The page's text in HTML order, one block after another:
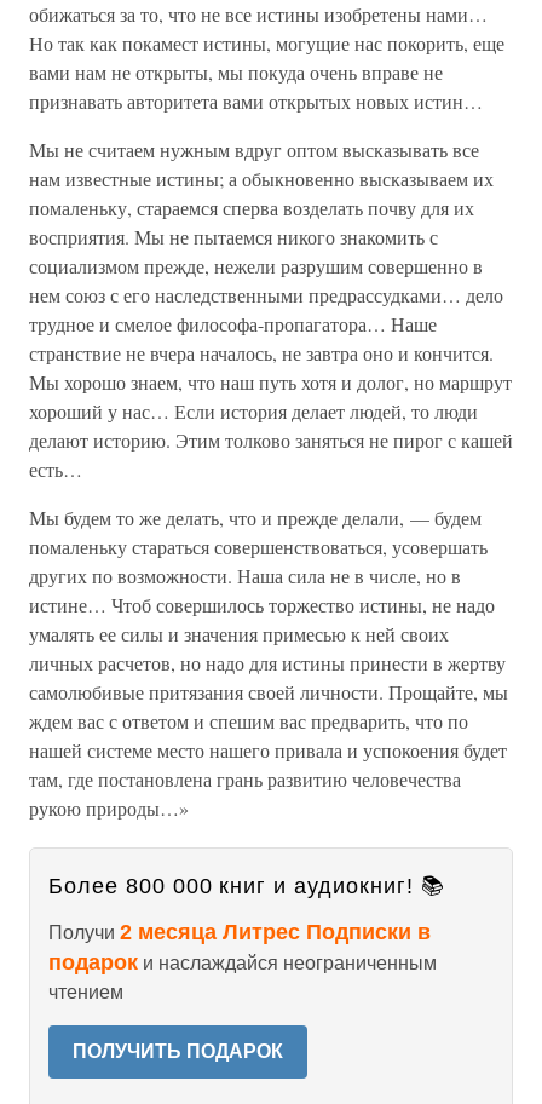
обижаться за то, что не все истины изобретены нами…
Но так как покамест истины, могущие нас покорить, еще
вами нам не открыты, мы покуда очень вправе не
признавать авторитета вами открытых новых истин…
Мы не считаем нужным вдруг оптом высказывать все
нам известные истины; а обыкновенно высказываем их
помаленьку, стараемся сперва возделать почву для их
восприятия. Мы не пытаемся никого знакомить с
социализмом прежде, нежели разрушим совершенно в
нем союз с его наследственными предрассудками… дело
трудное и смелое философа-пропагатора… Наше
странствие не вчера началось, не завтра оно и кончится.
Мы хорошо знаем, что наш путь хотя и долог, но маршрут
хороший у нас… Если история делает людей, то люди
делают историю. Этим толково заняться не пирог с кашей
есть…
Мы будем то же делать, что и прежде делали, — будем
помаленьку стараться совершенствоваться, усовершать
других по возможности. Наша сила не в числе, но в
истине… Чтоб совершилось торжество истины, не надо
умалять ее силы и значения примесью к ней своих
личных расчетов, но надо для истины принести в жертву
самолюбивые притязания своей личности. Прощайте, мы
ждем вас с ответом и спешим вас предварить, что по
нашей системе место нашего привала и успокоения будет
там, где постановлена грань развитию человечества
рукою природы…»
Более 800 000 книг и аудиокниг! 📚
Получи 2 месяца Литрес Подписки в
подарок и наслаждайся неограниченным
чтением
ПОЛУЧИТЬ ПОДАРОК